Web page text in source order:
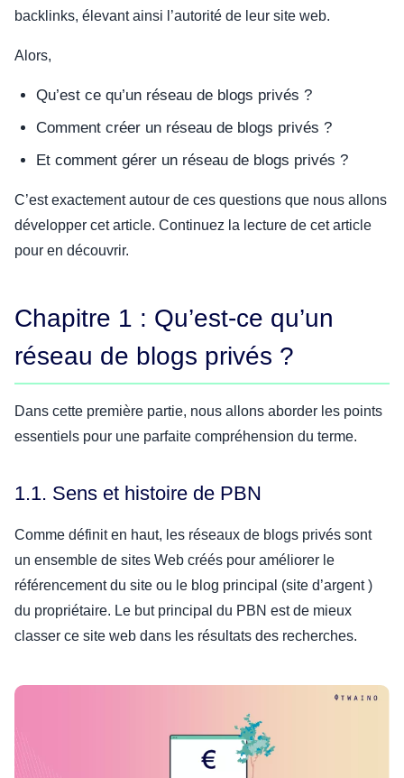
backlinks, élevant ainsi l’autorité de leur site web.
Alors,
Qu’est ce qu’un réseau de blogs privés ?
Comment créer un réseau de blogs privés ?
Et comment gérer un réseau de blogs privés ?
C’est exactement autour de ces questions que nous allons
développer cet article. Continuez la lecture de cet article
pour en découvrir.
Chapitre 1 : Qu’est-ce qu’un
réseau de blogs privés ?
Dans cette première partie, nous allons aborder les points
essentiels pour une parfaite compréhension du terme.
1.1. Sens et histoire de PBN
Comme définit en haut, les réseaux de blogs privés sont
un ensemble de sites Web créés pour améliorer le
référencement du site ou le blog principal (site d’argent )
du propriétaire. Le but principal du PBN est de mieux
classer ce site web dans les résultats des recherches.